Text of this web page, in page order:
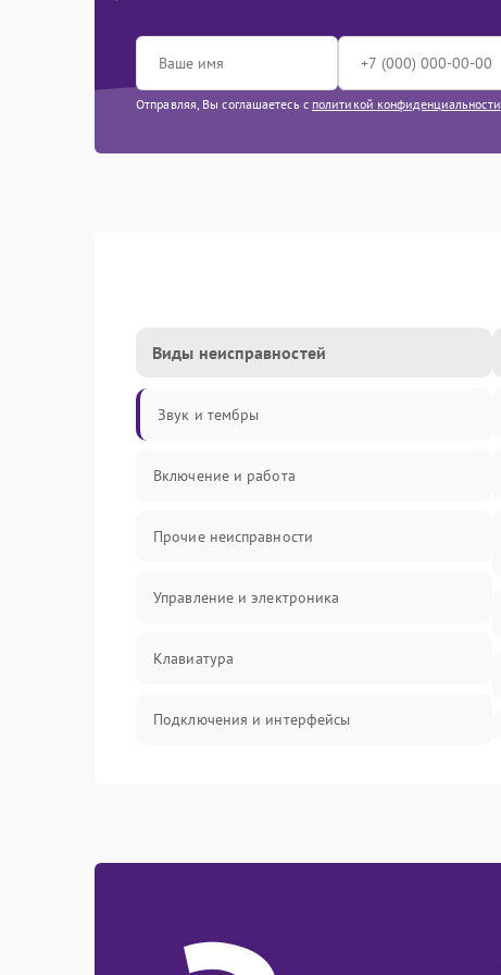
Отправляя, Вы соглашаетесь с политикой конфиденциальности
Виды неисправностей
Звук и тембры
Включение и работа
Прочие неисправности
Управление и электроника
Клавиатура
Подключения и интерфейсы
Электроника